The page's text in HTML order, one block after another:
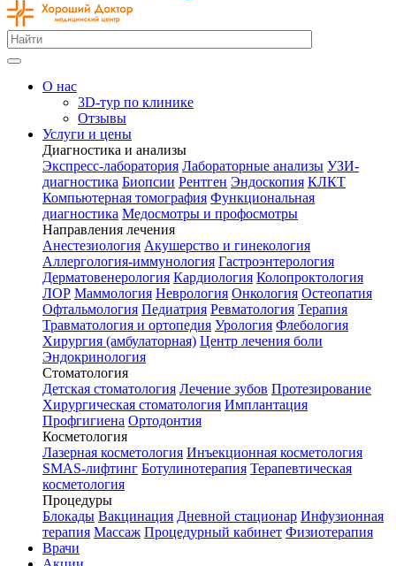
О нас
3D-тур по клинике
Отзывы
Услуги и цены
Диагностика и анализы
Экспресс-лаборатория Лабораторные анализы УЗИ-
диагностика Биопсии Рентген Эндоскопия КЛКТ
Компьютерная томография Функциональная
диагностика Медосмотры и профосмотры
Направления лечения
Анестезиология Акушерство и гинекология
Аллергология-иммунология Гастроэнтерология
Дерматовенерология Кардиология Колопроктология
ЛОР Маммология Неврология Онкология Остеопатия
Офтальмология Педиатрия Ревматология Терапия
Травматология и ортопедия Урология Флебология
Хирургия (амбулаторная) Центр лечения боли
Эндокринология
Стоматология
Детская стоматология Лечение зубов Протезирование
Хирургическая стоматология Имплантация
Профгигиена Ортодонтия
Косметология
Лазерная косметология Инъекционная косметология
SMAS-лифтинг Ботулинотерапия Терапевтическая
косметология
Процедуры
Блокады Вакцинация Дневной стационар Инфузионная
терапия Массаж Процедурный кабинет Физиотерапия
Врачи